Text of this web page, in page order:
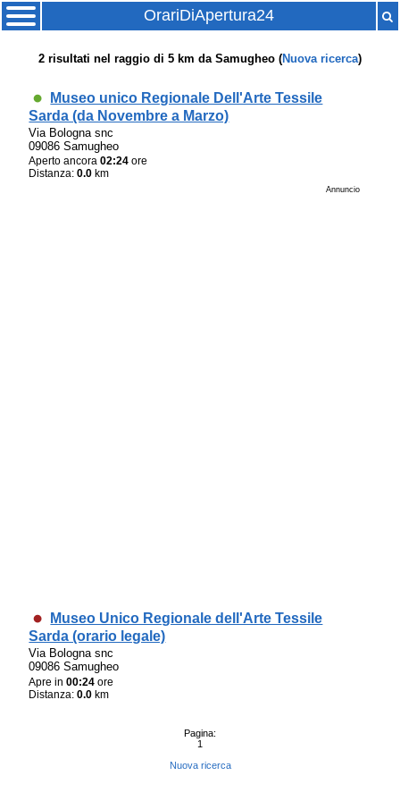
OrariDiApertura24
2 risultati nel raggio di 5 km da Samugheo (Nuova ricerca)
Museo unico Regionale Dell'Arte Tessile
Sarda (da Novembre a Marzo)
Via Bologna snc
09086 Samugheo
Aperto ancora02:24 ore
Distanza:0.0 km
Annuncio
Museo Unico Regionale dell'Arte Tessile
Sarda (orario legale)
Via Bologna snc
09086 Samugheo
Apre in00:24 ore
Distanza:0.0 km
Pagina:
1
Nuova ricerca